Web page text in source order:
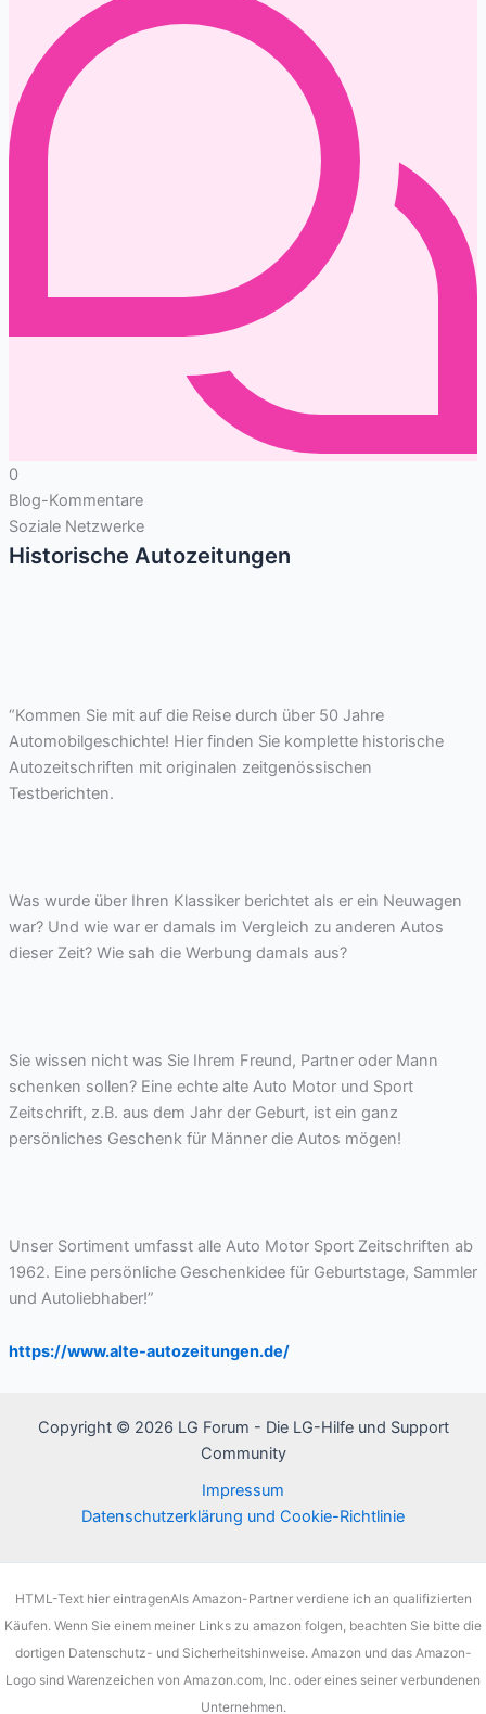
0
Blog-Kommentare
Soziale Netzwerke
Historische Autozeitungen
“Kommen Sie mit auf die Reise durch über 50 Jahre
Automobilgeschichte! Hier finden Sie komplette historische
Autozeitschriften mit originalen zeitgenössischen
Testberichten.
Was wurde über Ihren Klassiker berichtet als er ein Neuwagen
war? Und wie war er damals im Vergleich zu anderen Autos
dieser Zeit? Wie sah die Werbung damals aus?
Sie wissen nicht was Sie Ihrem Freund, Partner oder Mann
schenken sollen? Eine echte alte Auto Motor und Sport
Zeitschrift, z.B. aus dem Jahr der Geburt, ist ein ganz
persönliches Geschenk für Männer die Autos mögen!
Unser Sortiment umfasst alle Auto Motor Sport Zeitschriften ab
1962. Eine persönliche Geschenkidee für Geburtstage, Sammler
und Autoliebhaber!”
https://www.alte-autozeitungen.de/
Copyright © 2026 LG Forum - Die LG-Hilfe und Support
Community
Impressum
Datenschutzerklärung und Cookie-Richtlinie
HTML-Text hier eintragenAls Amazon-Partner verdiene ich an qualifizierten
Käufen. Wenn Sie einem meiner Links zu amazon folgen, beachten Sie bitte die
dortigen Datenschutz- und Sicherheitshinweise. Amazon und das Amazon-
Logo sind Warenzeichen von Amazon.com, Inc. oder eines seiner verbundenen
Unternehmen.